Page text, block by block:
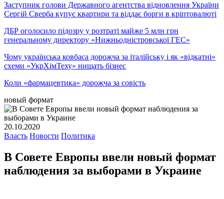
Заступник голови Державного агентства відновлення України
Сергій Сверба купує квартири та віддає борги в кріптовалюті
ДБР оголосило підозру у розтраті майже 5 млн грн
генеральному директору «Нижньодністровської ГЕС»
Чому українська ковбаса дорожча за італійську і як «відкатні»
схеми «УкрХімТеху» нищать бізнес
Коли «фармацевтика» дорожча за совість
новый формат
20.10.2020
Власть Новости Политика
В Совете Европы ввели новый формат
наблюдения за выборами в Украине